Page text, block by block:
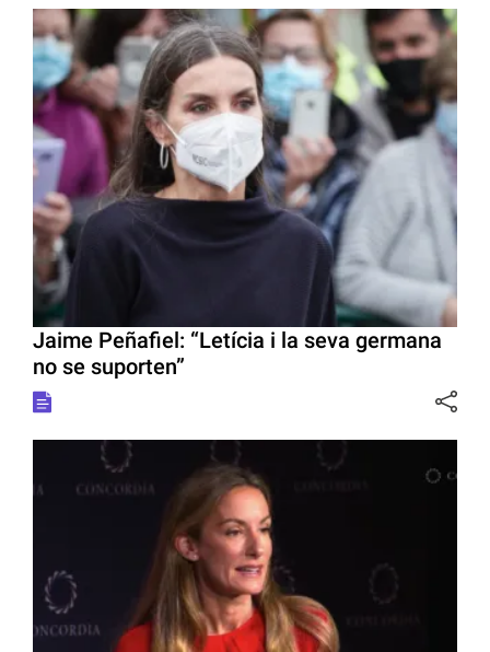
Jaime Peñafiel: “Letícia i la seva germana
no se suporten”